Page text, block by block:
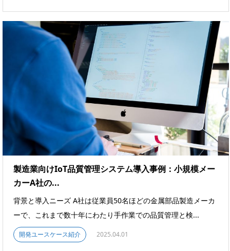
製造業向けIoT品質管理システム導入事例：小規模メー
カーA社の...
背景と導入ニーズ A社は従業員50名ほどの金属部品製造メーカ
ーで、これまで数十年にわたり手作業での品質管理と検...
開発ユースケース紹介 2025.04.01